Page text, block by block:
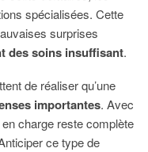
spécialisées. Cette
surprises
des soins insuffisant.
de réaliser qu’une
importantes. Avec
charge reste complète
ce type de